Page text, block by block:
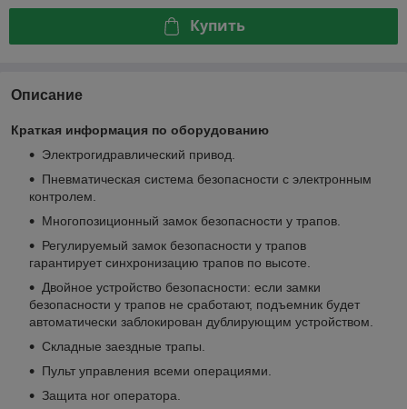
Купить
Описание
Краткая информация по оборудованию
Электрогидравлический привод.
Пневматическая система безопасности с электронным
контролем.
Многопозиционный замок безопасности у трапов.
Регулируемый замок безопасности у трапов
гарантирует синхронизацию трапов по высоте.
Двойное устройство безопасности: если замки
безопасности у трапов не сработают, подъемник будет
автоматически заблокирован дублирующим устройством.
Складные заездные трапы.
Пульт управления всеми операциями.
Защита ног оператора.